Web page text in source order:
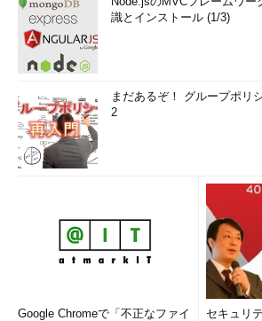
識とインストール (1/3)
まだあるぞ！ グループポリ
2
Google Chromeで「不正なファイ
セキュリ